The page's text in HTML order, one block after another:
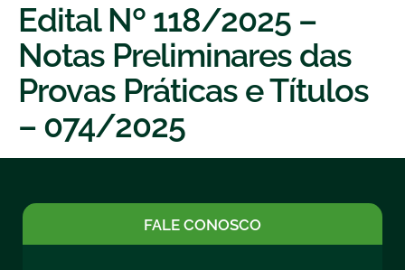
Edital Nº 118/2025 –
Notas Preliminares das
Provas Práticas e Títulos
– 074/2025
FALE CONOSCO